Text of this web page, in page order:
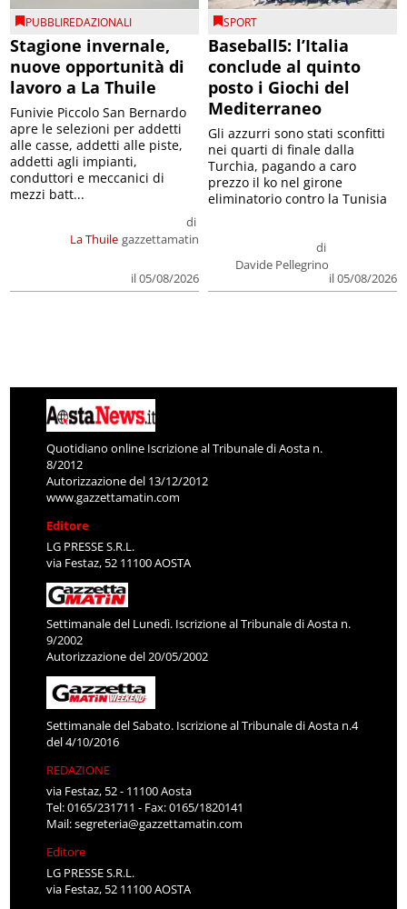
PUBBLIREDAZIONALI
Stagione invernale,
nuove opportunità di
lavoro a La Thuile
La Thuile
di
gazzettamatin
il 05/08/2026
Funivie Piccolo San Bernardo
apre le selezioni per addetti
alle casse, addetti alle piste,
addetti agli impianti,
conduttori e meccanici di
mezzi batt...
SPORT
Baseball5: l’Italia
conclude al quinto
posto i Giochi del
Mediterraneo
di
Davide Pellegrino
il 05/08/2026
Gli azzurri sono stati sconfitti
nei quarti di finale dalla
Turchia, pagando a caro
prezzo il ko nel girone
eliminatorio contro la Tunisia
Quotidiano online Iscrizione al Tribunale di Aosta n.
8/2012
Autorizzazione del 13/12/2012
www.gazzettamatin.com
Editore
LG PRESSE S.R.L.
via Festaz, 52 11100 AOSTA
Settimanale del Lunedì. Iscrizione al Tribunale di Aosta n.
9/2002
Autorizzazione del 20/05/2002
Settimanale del Sabato. Iscrizione al Tribunale di Aosta n.4
del 4/10/2016
REDAZIONE
via Festaz, 52 - 11100 Aosta
Tel: 0165/231711 - Fax: 0165/1820141
Mail:segreteria@gazzettamatin.com
Editore
LG PRESSE S.R.L.
via Festaz, 52 11100 AOSTA